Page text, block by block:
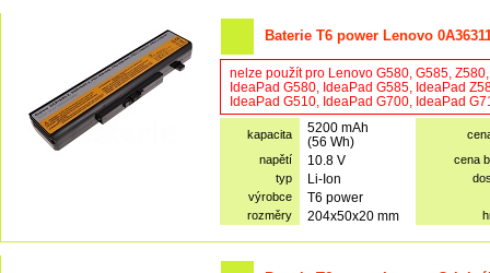
Baterie T6 power Lenovo
nelze použít pro Lenovo G580, G585,
IdeaPad G580, IdeaPad G585, IdeaPad
IdeaPad G510, IdeaPad G700, IdeaPad
kapacita
5200 mAh
(56 Wh)
napětí
10.8 V
cena
typ
Li-Ion
výrobce
T6 power
rozměry 204x50x20 mm